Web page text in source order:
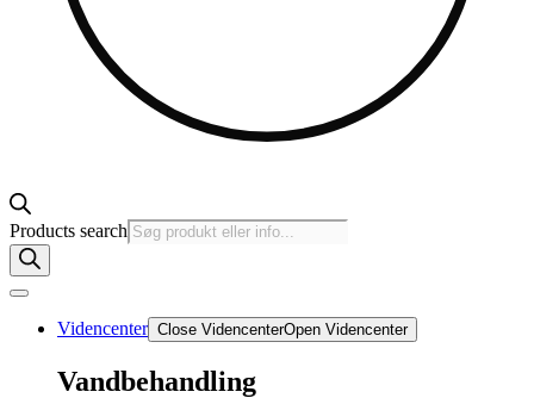
Products search
Videncenter Close VidencenterOpen Videncenter
Vandbehandling